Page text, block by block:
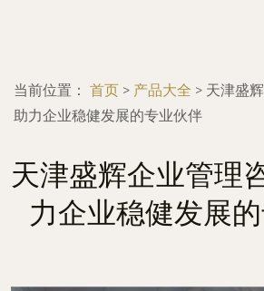
当前位置： 首页 > 产品大全 > 天津盛
助力企业稳健发展的专业伙伴
天津盛辉企业管理
力企业稳健发展